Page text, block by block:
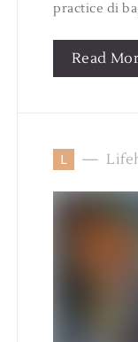
practice di
Read
L